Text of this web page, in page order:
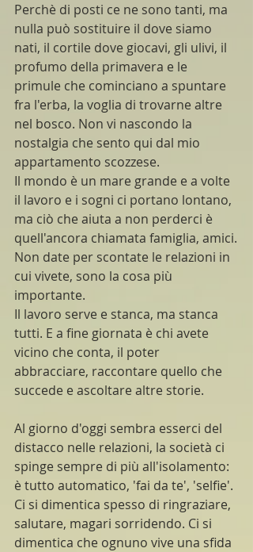
Perchè di posti ce ne sono tanti, ma
nulla può sostituire il dove siamo
nati, il cortile dove giocavi, gli ulivi, il
profumo della primavera e le
primule che cominciano a spuntare
fra l'erba, la voglia di trovarne altre
nel bosco. Non vi nascondo la
nostalgia che sento qui dal mio
appartamento scozzese.
Il mondo è un mare grande e a volte
il lavoro e i sogni ci portano lontano,
ma ciò che aiuta a non perderci è
quell'ancora chiamata famiglia, amici.
Non date per scontate le relazioni in
cui vivete, sono la cosa più
importante.
Il lavoro serve e stanca, ma stanca
tutti. E a fine giornata è chi avete
vicino che conta, il poter
abbracciare, raccontare quello che
succede e ascoltare altre storie.
Al giorno d'oggi sembra esserci del
distacco nelle relazioni, la società ci
spinge sempre di più all'isolamento:
è tutto automatico, 'fai da te', 'selfie'.
Ci si dimentica spesso di ringraziare,
salutare, magari sorridendo. Ci si
dimentica che ognuno vive una sfida